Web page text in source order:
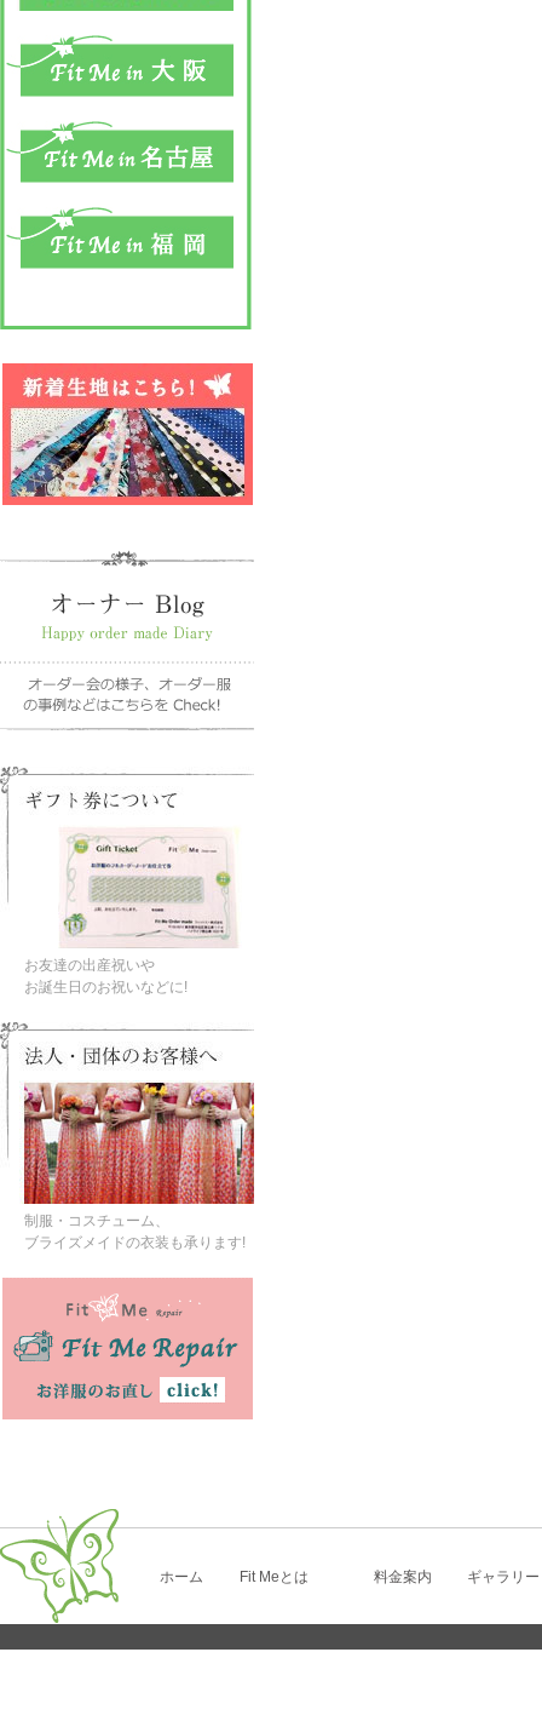
お友達の出産祝いや
お誕生日のお祝いなどに!
制服・コスチューム、
ブライズメイドの衣装も承ります!
ホーム Fit Meとは 料金案内 ギャラリー